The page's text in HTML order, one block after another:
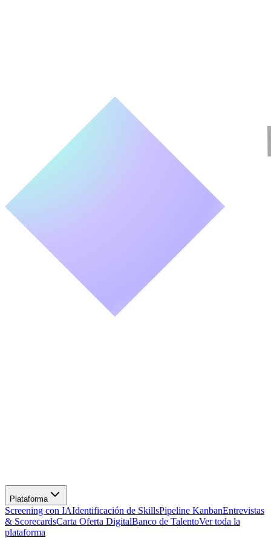
Screening con IAIdentificación de SkillsPipeline KanbanEntrevistas
& ScorecardsCarta Oferta DigitalBanco de TalentoVer toda la
plataforma